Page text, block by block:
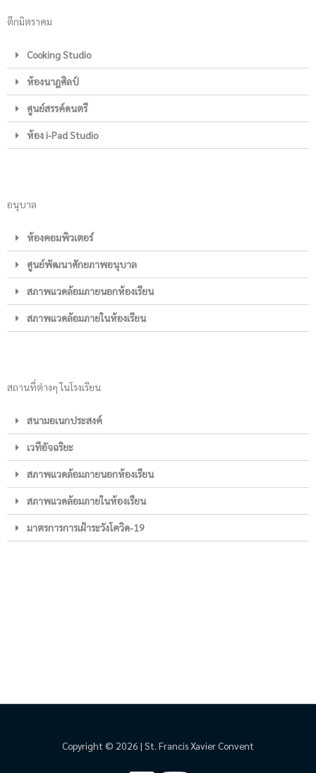
ตึกมิตราคม
Cooking Studio
ห้องนาฎศิลป์
ศูนย์สรรค์ดนตรี
ห้อง i-Pad Studio
อนุบาล
ห้องคอมพิวเตอร์
ศูนย์พัฒนาศักยภาพอนุบาล
สภาพแวดล้อมภายนอกห้องเรียน
สภาพแวดล้อมภายในห้องเรียน
สถานที่ต่างๆ ในโรงเรียน
สนามอเนกประสงค์
เวทีอัจฉริยะ
สภาพแวดล้อมภายนอกห้องเรียน
สภาพแวดล้อมภายในห้องเรียน
มาตรการการเฝ้าระวังโควิด-19
Copyright © 2026 | St. Francis Xavier Convent